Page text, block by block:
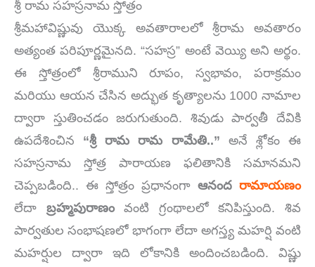
శ్రీ రామ సహస్రనామ స్తోత్రం
శ్రీమహావిష్ణువు యొక్క అవతారాలలో శ్రీరామ అవతారం
అత్యంత పరిపూర్ణమైనది. “సహస్ర” అంటే వెయ్యి అని అర్థం.
ఈ స్తోత్రంలో శ్రీరాముని రూపం, స్వభావం, పరాక్రమం
మరియు ఆయన చేసిన అద్భుత కృత్యాలను 1000 నామాల
ద్వారా స్తుతించడం జరుగుతుంది. శివుడు పార్వతీ దేవికి
ఉపదేశించిన “శ్రీ రామ రామ రామేతి..” అనే శ్లోకం ఈ
సహస్రనామ స్తోత్ర పారాయణ ఫలితానికి సమానమని
చెప్పబడింది.. ఈ స్తోత్రం ప్రధానంగా ఆనంద రామాయణం
లేదా బ్రహ్మపురాణంవంటి గ్రంథాలలో కనిపిస్తుంది. శివ
పార్వతుల సంభాషణలో భాగంగా లేదా అగస్త్య మహర్షి వంటి
మహర్షుల ద్వారా ఇది లోకానికి అందించబడింది. విష్ణు